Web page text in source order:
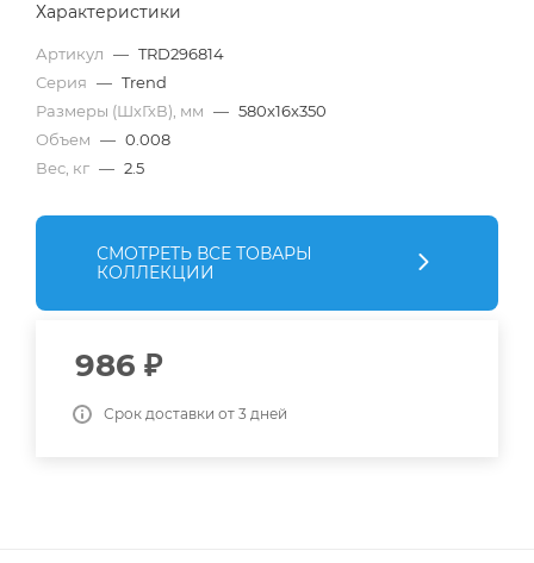
Характеристики
Артикул — TRD296814
Серия — Trend
Размеры (ШхГхВ), мм — 580x16x350
Объем — 0.008
Вес, кг — 2.5
СМОТРЕТЬ ВСЕ ТОВАРЫ
КОЛЛЕКЦИИ
986 ₽
Срок доставки от 3 дней